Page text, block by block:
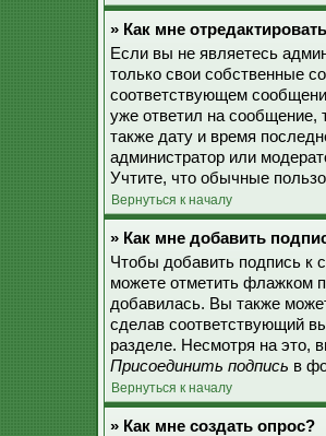
» Как мне
Если вы не являетесь
только свои собственные
соответствующем
уже ответил на сообщение,
также дату и время
администратор или
Учтите, что обычные
Вернуться к началу
» Как мне добавить
Чтобы добавить подпись к
можете отметить флажком
добавилась. Вы также
сделав соответствующий
разделе. Несмотря на это,
Присоединить подпись в
Вернуться к началу
» Как мне создать опрос?